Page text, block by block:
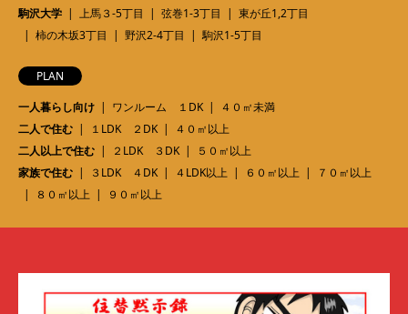
駒沢大学
上馬３-5丁目 弦巻1-3丁目
東が丘1,2丁目
柿の木坂3丁目
野沢2-4丁目 駒沢1-5丁目
PLAN
一人暮らし向け
ワンルーム １DK
４０㎡未満
二人で住む
１LDK ２DK
４０㎡以上
二人以上で住む
２LDK ３DK
５０㎡以上
家族で住む
３LDK ４DK ４LDK以上 ６０㎡以上
７０㎡以上
８０㎡以上
９０㎡以上